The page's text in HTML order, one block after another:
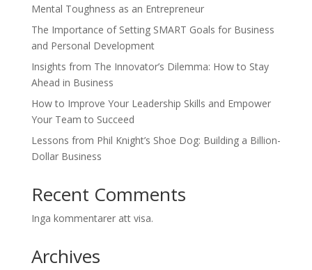
Mental Toughness as an Entrepreneur
The Importance of Setting SMART Goals for Business
and Personal Development
Insights from The Innovator’s Dilemma: How to Stay
Ahead in Business
How to Improve Your Leadership Skills and Empower
Your Team to Succeed
Lessons from Phil Knight’s Shoe Dog: Building a Billion-
Dollar Business
Recent Comments
Inga kommentarer att visa.
Archives